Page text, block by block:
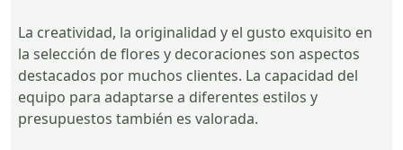
La creatividad, la originalidad y el gusto exquisito en
la selección de flores y decoraciones son aspectos
destacados por muchos clientes. La capacidad del
equipo para adaptarse a diferentes estilos y
presupuestos también es valorada.